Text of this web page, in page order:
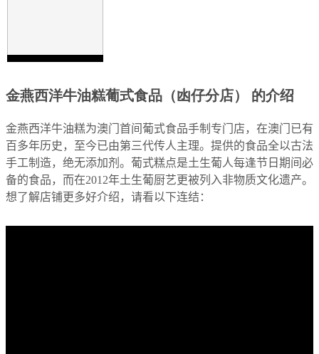
金燕西洋牛油糕葡式食品（凼仔分店） 的介绍
金燕西洋牛油糕为澳门首间葡式食品手制专门店，在澳门已有
百多年历史，至今已由第三代传人主理。提供的食品全以古法
手工制造，绝无添加剂。葡式糕点是土生葡人每逢节日期间必
备的食品，而在2012年土生葡厨艺更被列入非物质文化遗产。
想了解店铺更多好介绍，请看以下连结：